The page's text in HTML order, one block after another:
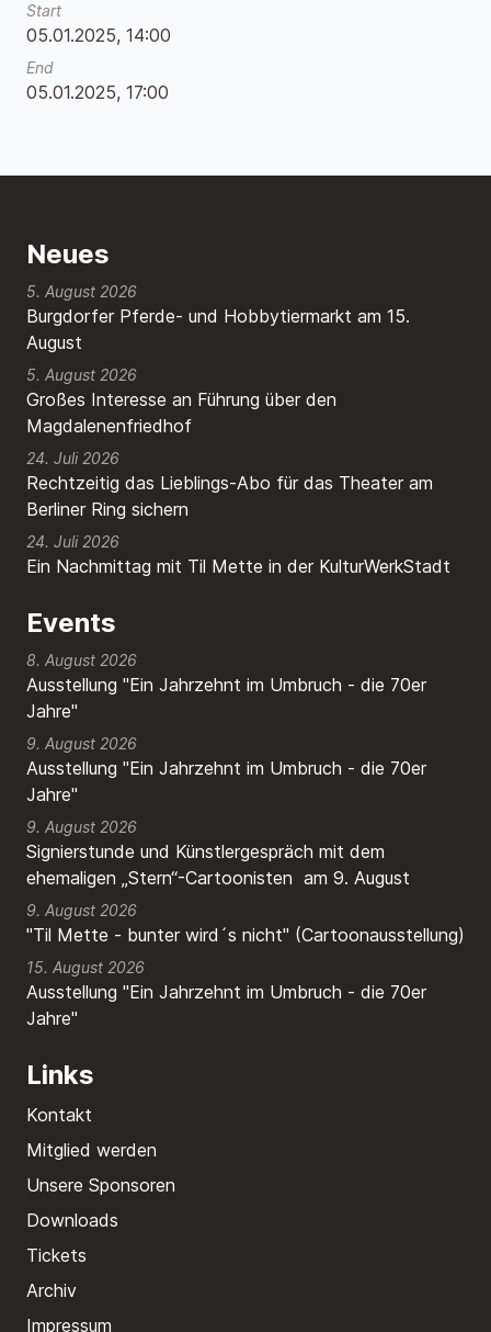
Start
05.01.2025, 14:00
End
05.01.2025, 17:00
Neues
Burgdorfer Pferde- und Hobbytiermarkt am 15.
August
5. August 2026
Großes Interesse an Führung über den
Magdalenenfriedhof
5. August 2026
Rechtzeitig das Lieblings-Abo für das Theater am
Berliner Ring sichern
24. Juli 2026
Ein Nachmittag mit Til Mette in der KulturWerkStadt
24. Juli 2026
Events
8. August 2026
Ausstellung "Ein Jahrzehnt im Umbruch - die 70er
Jahre"
9. August 2026
Ausstellung "Ein Jahrzehnt im Umbruch - die 70er
Jahre"
9. August 2026
Signierstunde und Künstlergespräch mit dem
ehemaligen „Stern“-Cartoonisten am 9. August
9. August 2026
"Til Mette - bunter wird´s nicht" (Cartoonausstellung)
15. August 2026
Ausstellung "Ein Jahrzehnt im Umbruch - die 70er
Jahre"
Links
Kontakt
Mitglied werden
Unsere Sponsoren
Downloads
Tickets
Archiv
Impressum